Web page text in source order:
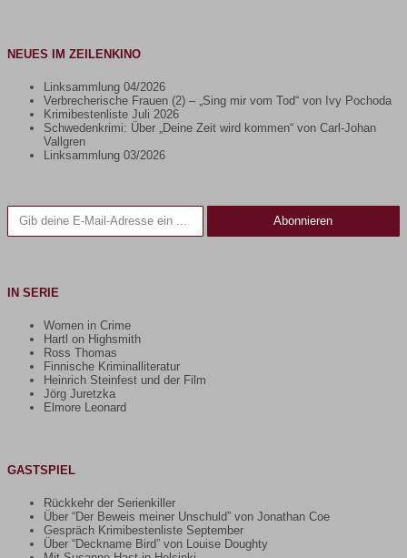
NEUES IM ZEILENKINO
Linksammlung 04/2026
Verbrecherische Frauen (2) – „Sing mir vom Tod“ von Ivy Pochoda
Krimibestenliste Juli 2026
Schwedenkrimi: Über „Deine Zeit wird kommen“ von Carl-Johan
Vallgren
Linksammlung 03/2026
Gib deine E-Mail-Adresse ein ...
Abonnieren
IN SERIE
Women in Crime
Hartl on Highsmith
Ross Thomas
Finnische Kriminalliteratur
Heinrich Steinfest und der Film
Jörg Juretzka
Elmore Leonard
GASTSPIEL
Rückkehr der Serienkiller
Über “Der Beweis meiner Unschuld” von Jonathan Coe
Gespräch Krimibestenliste September
Über “Deckname Bird” von Louise Doughty